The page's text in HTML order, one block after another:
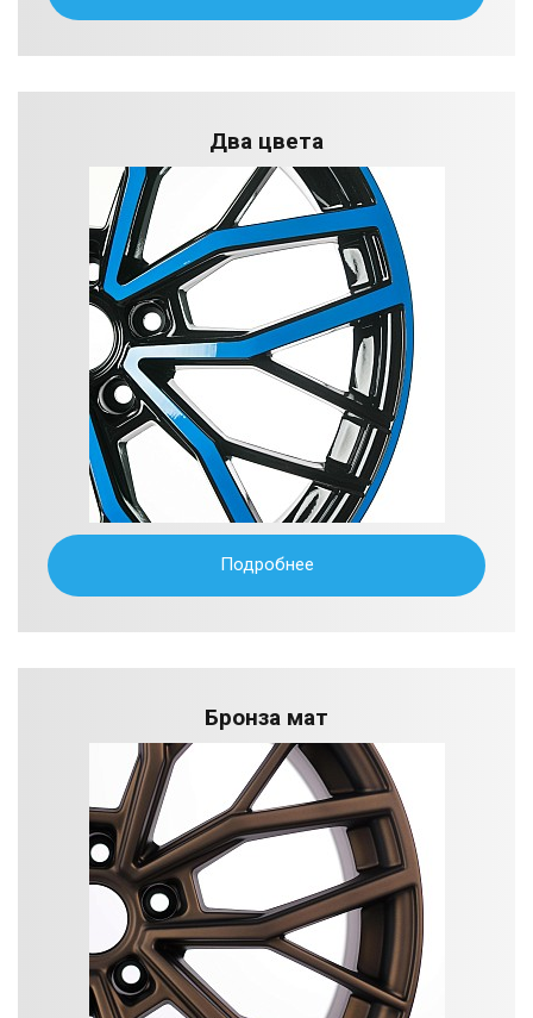
Два цвета
Подробнее
Бронза мат